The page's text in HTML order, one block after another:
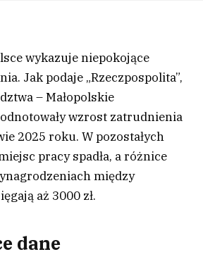
wykazuje niepokojące
Jak podaje „Rzeczpospolita”,
– Małopolskie
wzrost zatrudnienia
2025 roku. W pozostałych
pracy spadła, a różnice
między
aż 3000 zł.
dane